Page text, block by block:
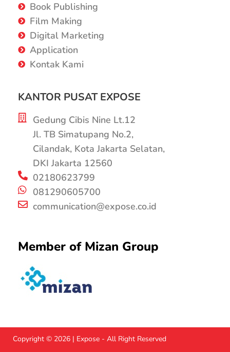
Book Publishing
Film Making
Digital Marketing
Application
Kontak Kami
KANTOR PUSAT EXPOSE
Gedung Cibis Nine Lt.12
Jl. TB Simatupang No.2,
Cilandak, Kota Jakarta Selatan,
DKI Jakarta 12560
02180623799
081290605700
communication@expose.co.id
Member of Mizan Group
Copyright © 2026 | Expose - All Right Reserved